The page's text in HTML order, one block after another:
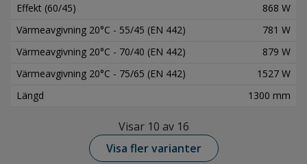
Effekt (60/45)
868 W
Värmeavgivning 20°C - 55/45 (EN 442)
781 W
Värmeavgivning 20°C - 70/40 (EN 442)
879 W
Värmeavgivning 20°C - 75/65 (EN 442)
1527 W
Längd
1300 mm
Visar 10 av 16
Visa fler varianter